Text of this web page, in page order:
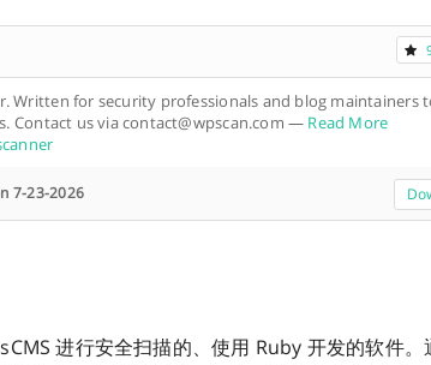
Written for security professionals and blog maintainers
Contact us via contact@wpscan.com — Read More
7-23-2026
进行安全扫描的、使用 Ruby 开发的软件。